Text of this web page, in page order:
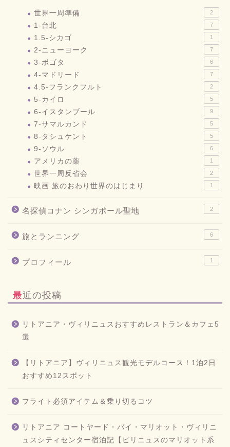
世界一周準備 2
1-台北 7
1.5-シカゴ 1
2-ニューヨーク 7
3-ボゴタ 6
4-マドリード 7
4.5-フランクフルト 2
5-カイロ 5
6-イスタンブール 9
7-サマルカンド 5
8-タシュケント 5
9-ソウル 6
アメリカの薬 1
世界一周反省会 2
映画 旅のおわり世界のはじまり 1
名探偵コナン シンガポール聖地 2
旅とランニング 6
プロフィール 1
最近の投稿
リトアニア・ヴィリニュスおすすめレストラン＆カフェ5
選
【リトアニア】ヴィリニュス観光モデルコース！1泊2日
おすすめ12スポット
フライト必須アイテム＆乗り切るコツ
リトアニア コートヤード・バイ・マリオット・ヴィリニ
ュスシティセンター宿泊記【ビリニュスのマリオット系